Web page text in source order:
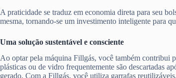
A praticidade se traduz em economia direta para seu
mesma, tornando-se um investimento inteligente para
Uma solução sustentável e consciente
Ao optar pela máquina Fillgás, você também contribui
plásticas ou de vidro frequentemente são descartadas
gerado. Com a Fillgás, você utiliza garrafas